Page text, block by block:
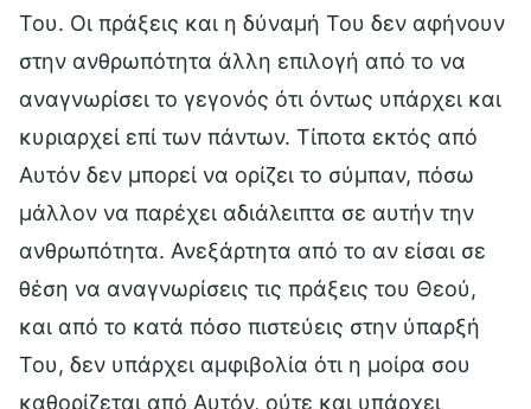
Του. Οι πράξεις και η δύναμή Του δεν αφήνουν
στην ανθρωπότητα άλλη επιλογή από το να
αναγνωρίσει το γεγονός ότι όντως υπάρχει και
κυριαρχεί επί των πάντων. Τίποτα εκτός από
Αυτόν δεν μπορεί να ορίζει το σύμπαν, πόσω
μάλλον να παρέχει αδιάλειπτα σε αυτήν την
ανθρωπότητα. Ανεξάρτητα από το αν είσαι σε
θέση να αναγνωρίσεις τις πράξεις του Θεού,
και από το κατά πόσο πιστεύεις στην ύπαρξή
Του, δεν υπάρχει αμφιβολία ότι η μοίρα σου
καθορίζεται από Αυτόν, ούτε και υπάρχει